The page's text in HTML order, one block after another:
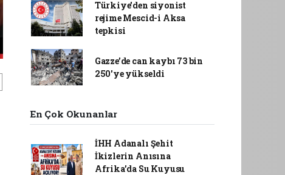
Türkiye'den siyonist
rejime Mescid-i Aksa
tepkisi
Gazze’de can kaybı 73 bin
250'ye yükseldi
En Çok Okunanlar
İHH Adanalı Şehit
İkizlerin Anısına
Afrika’da Su Kuyusu